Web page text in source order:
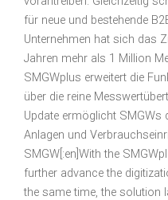
für neue und bestehende
Unternehmen hat sich das
Jahren mehr als 1 Million
SMGWplus erweitert die
über die reine
Update ermöglicht SMGWs
Anlagen und
SMGW[:en]With the
further advance the
the same time, the solution